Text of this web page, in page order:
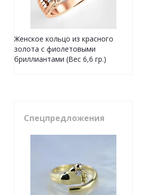
Женское кольцо из красного
золота с фиолетовыми
бриллиантами (Вес 6,6 гр.)
Спецпредложения